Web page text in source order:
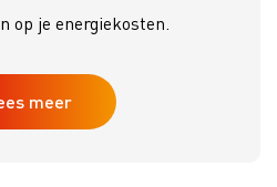
op je energiekosten.
meer